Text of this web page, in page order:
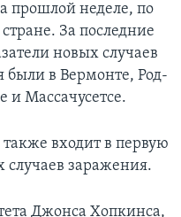
прошлой неделе, по
За последние
новых случаев
были в Вермонте, Род-
Массачусетсе.
входит в первую
случаев заражения.
Джонса Хопкинса,